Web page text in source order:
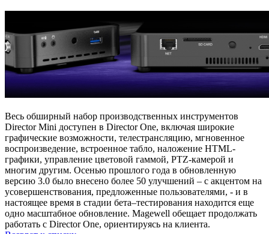
Весь обширный набор производственных инструментов
Director Mini доступен в Director One, включая широкие
графические возможности, телестрансляцию, мгновенное
воспроизведение, встроенное табло, наложение HTML-
графики, управление цветовой гаммой, PTZ-камерой и
многим другим. Осенью прошлого года в обновленную
версию 3.0 было внесено более 50 улучшений – с акцентом на
усовершенствования, предложенные пользователями, - и в
настоящее время в стадии бета–тестирования находится еще
одно масштабное обновление. Magewell обещает продолжать
работать с Director One, ориентируясь на клиента.